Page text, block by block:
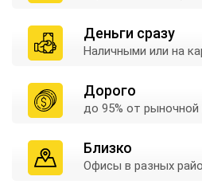
Деньги сразу
Наличными или на
Дорого
до 95% от рыночной
Близко
Офисы в разных